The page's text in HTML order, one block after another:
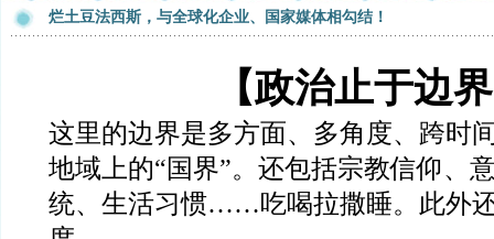
烂土豆法西斯，与全球化企业、国家媒体相勾结！
【政治止于边
这里的边界是多方面、多角度、跨时
地域上的“国界”。还包括宗教信仰、
统、生活习惯……吃喝拉撒睡。此外